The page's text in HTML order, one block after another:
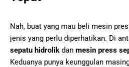
Nah, buat yang mau beli mesin
jenis yang perlu diperhatikan. Di
sepatu hidrolik dan mesin press
Keduanya punya keunggulan